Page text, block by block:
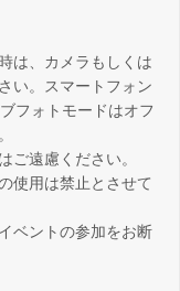
は、カメラもしくは
い。スマートフォン
フォトモードはオフ
ご遠慮ください。
使用は禁止とさせて
ベントの参加をお断